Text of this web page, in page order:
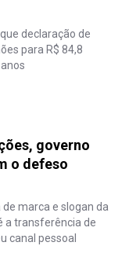
declaração de
para R$ 84,8
governo
o defeso
marca e slogan da
a transferência de
canal pessoal